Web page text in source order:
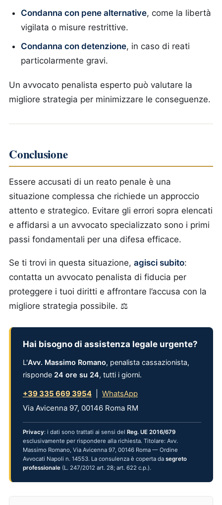
Condanna con pene alternative, come la libertà
vigilata o misure restrittive.
Condanna con detenzione, in caso di reati
particolarmente gravi.
Un avvocato penalista esperto può valutare la
migliore strategia per minimizzare le conseguenze.
Conclusione
Essere accusati di un reato penale è una
situazione complessa che richiede un approccio
attento e strategico. Evitare gli errori sopra elencati
e affidarsi a un avvocato specializzato sono i primi
passi fondamentali per una difesa efficace.
Se ti trovi in questa situazione, agisci subito:
contatta un avvocato penalista di fiducia per
proteggere i tuoi diritti e affrontare l’accusa con la
migliore strategia possibile. ⚖
Hai bisogno di assistenza legale urgente?
L'Avv. Massimo Romano, penalista cassazionista,
risponde 24 ore su 24, tutti i giorni.
+39 335 669 3954
WhatsApp
Via Avicenna 97, 00146 Roma RM
Privacy: i dati sono trattati ai sensi del Reg. UE 2016/679
esclusivamente per rispondere alla richiesta. Titolare: Avv.
Massimo Romano, Via Avicenna 97, 00146 Roma — Ordine
Avvocati Napoli n. 14553. La consulenza è coperta da segreto
professionale (L. 247/2012 art. 28; art. 622 c.p.).